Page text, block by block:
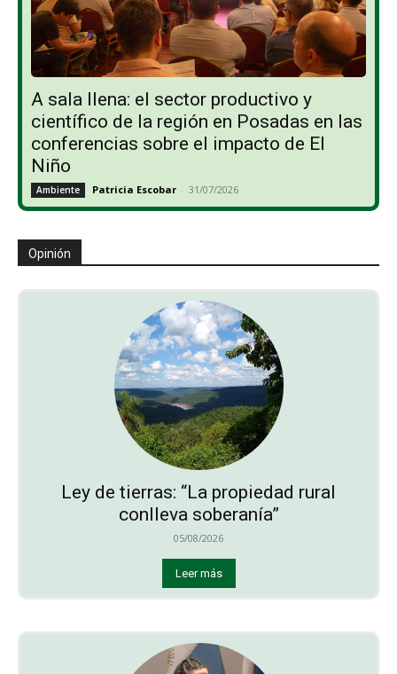
A sala llena: el sector productivo y
científico de la región en Posadas en las
conferencias sobre el impacto de El
Niño
Ambiente Patricia Escobar - 31/07/2026
Opinión
Ley de tierras: “La propiedad rural
conlleva soberanía”
05/08/2026
Leer más